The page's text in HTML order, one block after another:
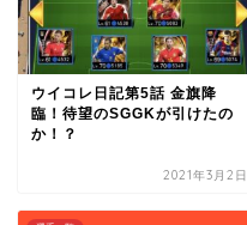
ウイコレ日記第5話 金旗降
臨！待望のSGGKが引けたの
か！？
2021年3月2日